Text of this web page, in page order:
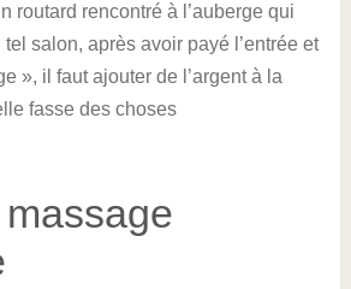
routard rencontré à l’auberge qui
tel salon, après avoir payé l’entrée et
», il faut ajouter de l’argent à la
fasse des choses